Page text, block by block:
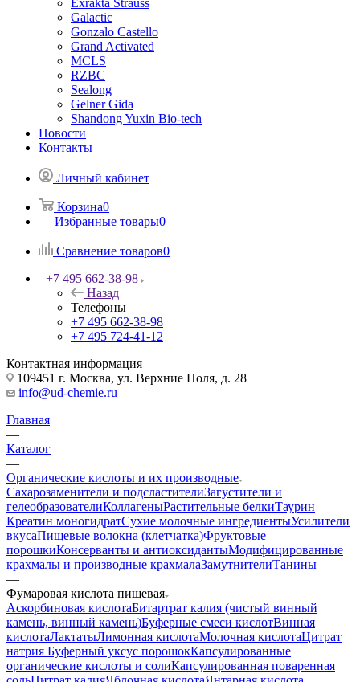
Galactic
Gonzalo Castello
Grand Activated
MCLS
RZBC
Sealong
Gelner Gida
Shandong Yuxin Bio-tech
Новости
Контакты
Личный кабинет
Корзина0
Избранные товары0
Сравнение товаров0
+7 495 662-38-98
Назад
Телефоны
+7 495 662-38-98
+7 495 724-41-12
Контактная информация
109451 г. Москва, ул. Верхние Поля, д. 28
info@ud-chemie.ru
Главная
—
Каталог
—
Органические кислоты и их производные
Сахарозаменители и подсластителиЗагустители и
гелеобразователиКоллагеныРастительные белкиТаурин
Креатин моногидратСухие молочные ингредиентыУсилители
вкусаПищевые волокна (клетчатка)Фруктовые
порошкиКонсерванты и антиоксидантыМодифицированные
крахмалы и производные крахмалаЗамутнителиТанины
—
Фумаровая кислота пищевая
Аскорбиновая кислотаБитартрат калия (чистый винный
камень, винный камень)Буферные смеси кислотВинная
кислотаЛактатыЛимонная кислотаМолочная кислотаЦитрат
натрия Буферный уксус порошокКапсулированные
органические кислоты и солиКапсулированная поваренная